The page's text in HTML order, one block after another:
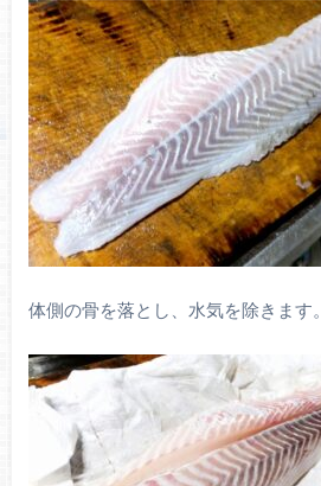
体側の骨を落とし、水気を除きます。